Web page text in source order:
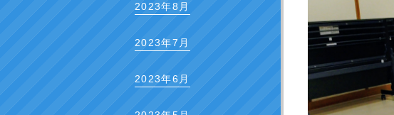
2023年8月
2023年7月
2023年6月